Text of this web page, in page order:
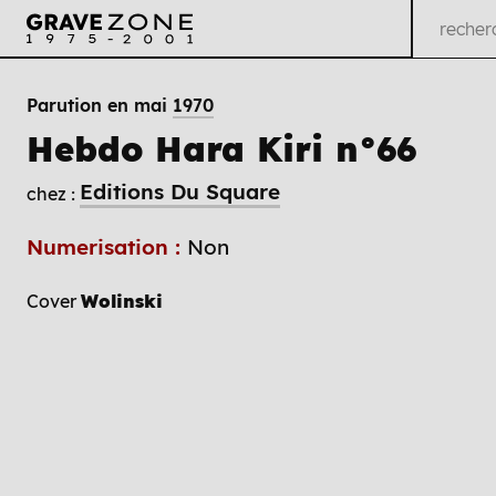
Parution en mai 1970
Hebdo Hara Kiri n°66
chez : Editions Du Square
Numerisation : Non
CoverWolinski